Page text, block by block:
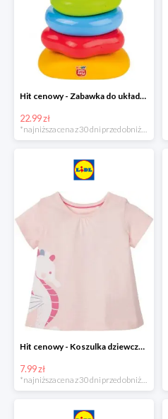
Hit cenowy - Zabawka do układania, 1 zestaw
22.99 zł
Hit cenowy - Koszulka dziewczęca
7.99 zł
*najniższa cena z 30 dni przed obniżką